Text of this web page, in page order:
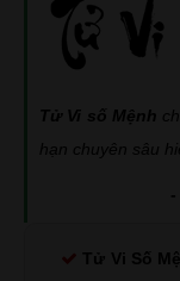
Tử Vi số Mệnh
hạn chuyên sâu
Tử Vi Số